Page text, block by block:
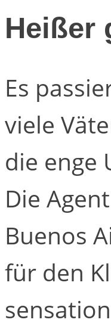
Heißer
Es
viele
die enge
Die
Buenos
für den